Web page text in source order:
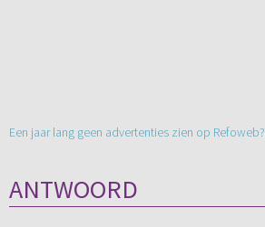
Een jaar lang geen advertenties zien op Refoweb?
ANTWOORD